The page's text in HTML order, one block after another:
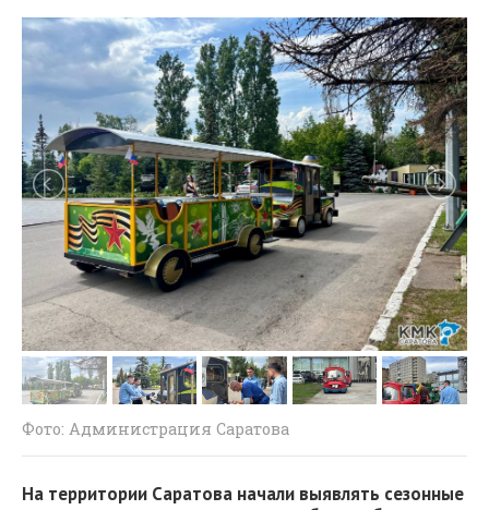
Фото: Администрация Саратова
На территории Саратова начали выявлять сезонные